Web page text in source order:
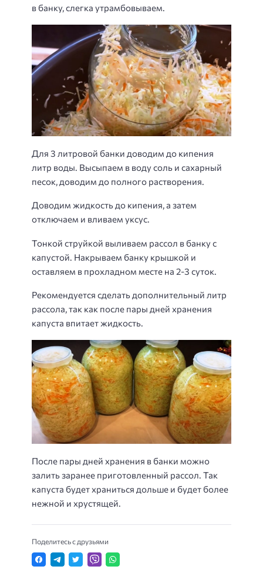
в банку, слегка утрамбовываем.
Для 3 литровой банки доводим до кипения
литр воды. Высыпаем в воду соль и сахарный
песок, доводим до полного растворения.
Доводим жидкость до кипения, а затем
отключаем и вливаем уксус.
Тонкой струйкой выливаем рассол в банку с
капустой. Накрываем банку крышкой и
оставляем в прохладном месте на 2-3 суток.
Рекомендуется сделать дополнительный литр
рассола, так как после пары дней хранения
капуста впитает жидкость.
После пары дней хранения в банки можно
залить заранее приготовленный рассол. Так
капуста будет храниться дольше и будет более
нежной и хрустящей.
Поделитесь с друзьями